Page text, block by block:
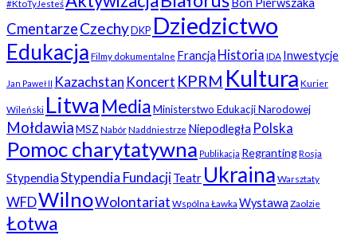
#KtoTyJesteś
CmentarzeCzechyDKP Dziedzictwo
Edukacja Filmy dokumentalne Francja Historia IDA Inwestycje
Jan Paweł II Kazachstan Koncert KPRM Kultura Kurier
Wileński Litwa MediaMinisterstwo Edukacji Narodowej
MołdawiaMSZ NabórNaddniestrze Niepodległa Polska
Pomoc charytatywna Publikacja RegrantingRosja
StypendiaStypendia FundacjiTeatr Ukraina Warsztaty
WFDWilnoWolontariat Wspólna Ławka Wystawa Zaolzie
Łotwa